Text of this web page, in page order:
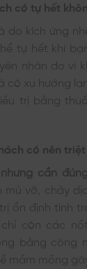
có tự hết
do kích ứng
tự hết khi
nhân do vi
có xu hướng
trị bằng
có nên
cần
mủ vỡ, chảy
ổn định tình
còn các
bằng công
mầm mống